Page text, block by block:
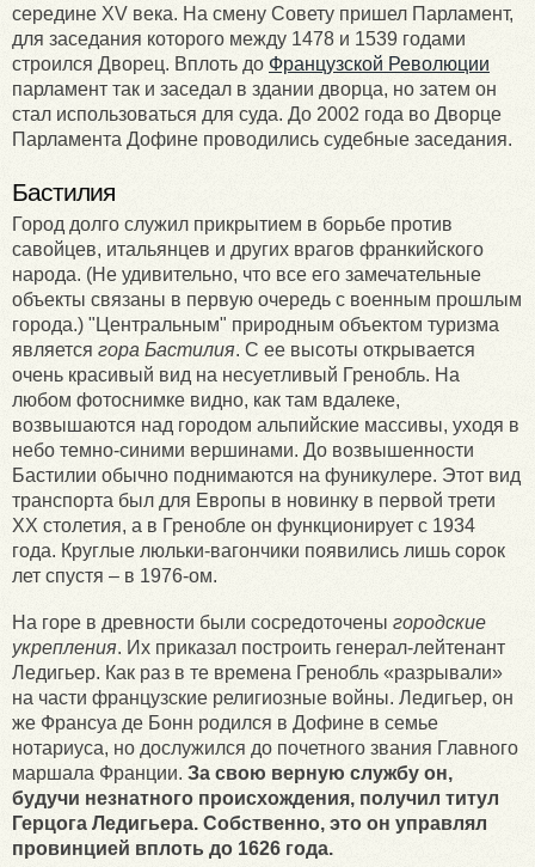
середине XV века. На смену Совету пришел Парламент,
для заседания которого между 1478 и 1539 годами
строился Дворец. Вплоть до Французской Революции
парламент так и заседал в здании дворца, но затем он
стал использоваться для суда. До 2002 года во Дворце
Парламента Дофине проводились судебные заседания.
Бастилия
Город долго служил прикрытием в борьбе против
савойцев, итальянцев и других врагов франкийского
народа. (Не удивительно, что все его замечательные
объекты связаны в первую очередь с военным прошлым
города.) "Центральным" природным объектом туризма
является гора Бастилия. С ее высоты открывается
очень красивый вид на несуетливый Гренобль. На
любом фотоснимке видно, как там вдалеке,
возвышаются над городом альпийские массивы, уходя в
небо темно-синими вершинами. До возвышенности
Бастилии обычно поднимаются на фуникулере. Этот вид
транспорта был для Европы в новинку в первой трети
XX столетия, а в Гренобле он функционирует с 1934
года. Круглые люльки-вагончики появились лишь сорок
лет спустя – в 1976-ом.
На горе в древности были сосредоточены городские
укрепления. Их приказал построить генерал-лейтенант
Ледигьер. Как раз в те времена Гренобль «разрывали»
на части французские религиозные войны. Ледигьер, он
же Франсуа де Бонн родился в Дофине в семье
нотариуса, но дослужился до почетного звания Главного
маршала Франции. За свою верную службу он,
будучи незнатного происхождения, получил титул
Герцога Ледигьера. Собственно, это он управлял
провинцией вплоть до 1626 года.